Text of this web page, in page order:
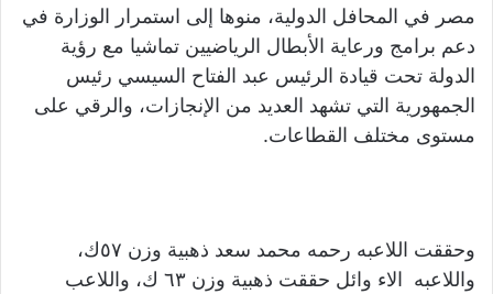
مصر في المحافل الدولية، منوها إلى استمرار الوزارة في
دعم برامج ورعاية الأبطال الرياضيين تماشيا مع رؤية
الدولة تحت قيادة الرئيس عبد الفتاح السيسي رئيس
الجمهورية التي تشهد العديد من الإنجازات، والرقي على
مستوى مختلف القطاعات.
وحققت اللاعبه رحمه محمد سعد ذهبية وزن ٥٧ك،
واللاعبه الاء وائل حققت ذهبية وزن ٦٣ ك، واللاعب